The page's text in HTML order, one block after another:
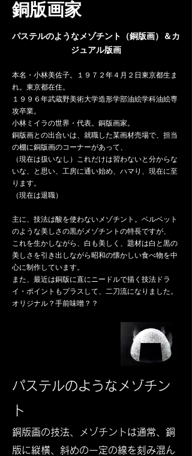
​銅版画家
パステルのようなメゾチント​（銅版画）＆カ
ジュアル版画
本名​・小林美佐子。１９７２年４月２日東京都生ま
れ。東京都在住。
１９９６年武蔵野美術大学造形学部油絵学科油絵専
攻卒業。
小林ミイラの世界・代表。銅版画家。
銅版画との出合いは、就職した某画材売場で、担当
の棚に銅版画のコーナーがあって、
（現在は扱いなし）これだけは習わないと分からな
いな、と思い、工房に通い始め、ハマり、現在に至
ります。
（現在は退職）
主に、技法は酸を使わないメゾチント。ベルベット
のような美しさの黒がメゾチントの特長ですが、
これを生かしながら、白も美しく、題材は白と黒の
美しさを引き出しながら昭和の懐かしい食べ物を中
心に制作しています。
また、最近は銅版に直にニードルで描く技法ドラ
イ・ポイントもプラスして、二刀流になりました。
​オリジナル？手前味噌？？
パステルのようなメゾチン
ト
銅版画の​技法、メゾチントは通常、銅
版に縦横、斜めの一定の線を刻み混ん